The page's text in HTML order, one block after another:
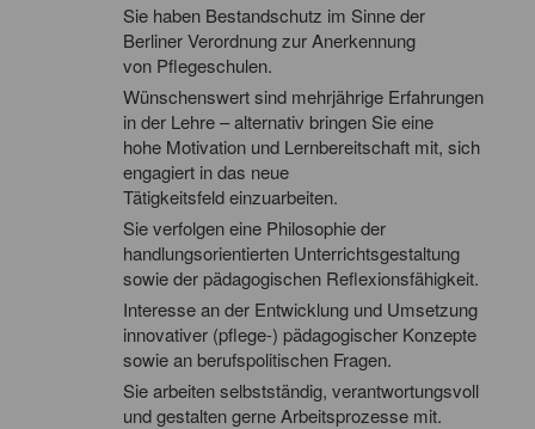
Sie haben Bestandschutz im Sinne der
Berliner Verordnung zur Anerkennung
von Pflegeschulen.
Wünschenswert sind mehrjährige Erfahrungen
in der Lehre – alternativ bringen Sie eine
hohe Motivation und Lernbereitschaft mit, sich
engagiert in das neue
Tätigkeitsfeld einzuarbeiten.
Sie verfolgen eine Philosophie der
handlungsorientierten Unterrichtsgestaltung
sowie der pädagogischen Reflexionsfähigkeit.
Interesse an der Entwicklung und Umsetzung
innovativer (pflege-) pädagogischer Konzepte
sowie an berufspolitischen Fragen.
Sie arbeiten selbstständig, verantwortungsvoll
und gestalten gerne Arbeitsprozesse mit.